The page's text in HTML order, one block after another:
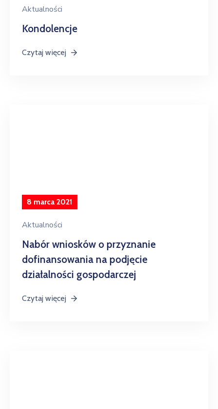
Aktualności
Kondolencje
Czytaj więcej
8 marca 2021
Aktualności
Nabór wniosków o przyznanie
dofinansowania na podjęcie
działalności gospodarczej
Czytaj więcej